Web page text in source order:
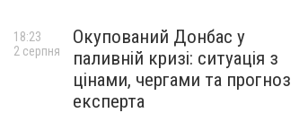
Окупований Донбас у
паливній кризі: ситуація з
цінами, чергами та прогноз
експерта
18:23
2 серпня